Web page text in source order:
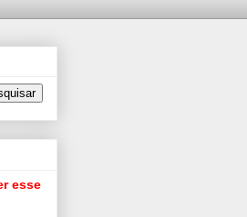
esse